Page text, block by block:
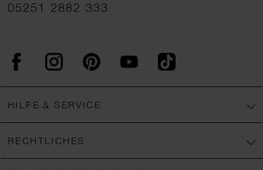
05251 2882 333
FacebookInstagram PinterestYouTubeTikTok
HILFE & SERVICE
RECHTLICHES